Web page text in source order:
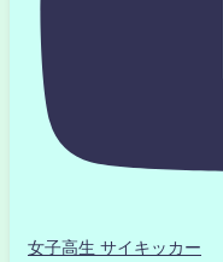
女子高生 サイキッカー